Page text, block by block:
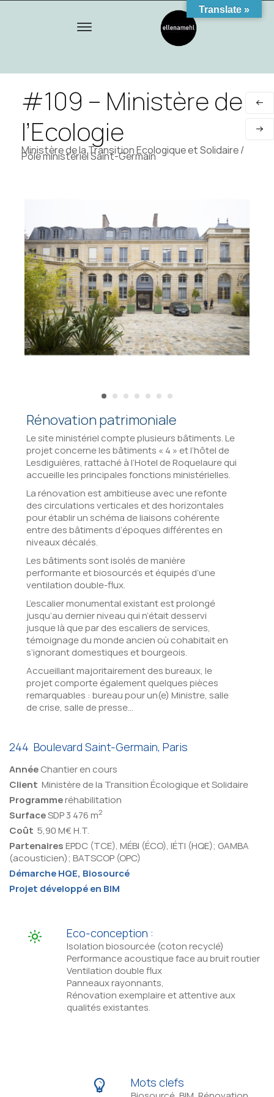
#109 – Ministère de
l’Ecologie
Ministère de la Transition Ecologique et Solidaire /
Pôle ministériel Saint-Germain
Rénovation patrimoniale
Le site ministériel compte plusieurs bâtiments. Le
projet concerne les bâtiments « 4 » et l’hôtel de
Lesdiguières, rattaché à l’Hotel de Roquelaure qui
accueille les principales fonctions ministérielles.
La rénovation est ambitieuse avec une refonte
des circulations verticales et des horizontales
pour établir un schéma de liaisons cohérente
entre des bâtiments d’époques différentes en
niveaux décalés.
Les bâtiments sont isolés de manière
performante et biosourcés et équipés d’une
ventilation double-flux.
L’escalier monumental existant est prolongé
jusqu’au dernier niveau qui n’était desservi
jusque là que par des escaliers de services,
témoignage du monde ancien où cohabitait en
s’ignorant domestiques et bourgeois.
Accueillant majoritairement des bureaux, le
projet comporte également quelques pièces
remarquables : bureau pour un(e) Ministre, salle
de crise, salle de presse…
244 Boulevard Saint-Germain, Paris
AnnéeChantier en cours
Client Ministère de la Transition Écologique et Solidaire
Programmeréhabilitation
SurfaceSDP 3 476 m2
Coût 5,90 M€ H.T.
PartenairesEPDC (TCE), MÉBI (ÉCO), IÉTI (HQE); GAMBA
(acousticien); BATSCOP (OPC)
Démarche HQE, Biosourcé
Projet développé en BIM
Eco-conception :
Isolation biosourcée (coton recyclé)
Performance acoustique face au bruit routier
Ventilation double flux
Panneaux rayonnants,
Rénovation exemplaire et attentive aux
qualités existantes.
Mots clefs
Translate »